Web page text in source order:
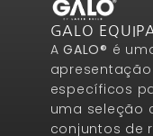
GALO
AGALO® é
específicos
uma seleção
conjuntos de